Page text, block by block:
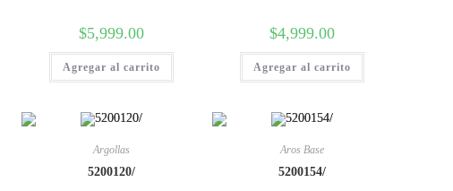
$5,999.00
Agregar al carrito
$4,999.00
Agregar al carrito
Argollas
5200120/
Aros Base
5200154/